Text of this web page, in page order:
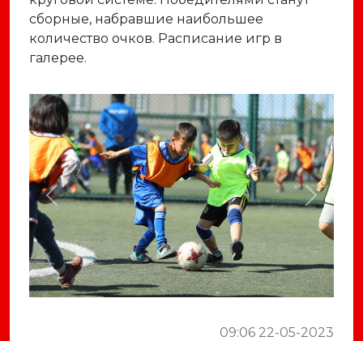
сборные, набравшие наибольшее
количество очков. Расписание игр в
галерее.
Previous Next
09:06 22-05-2023